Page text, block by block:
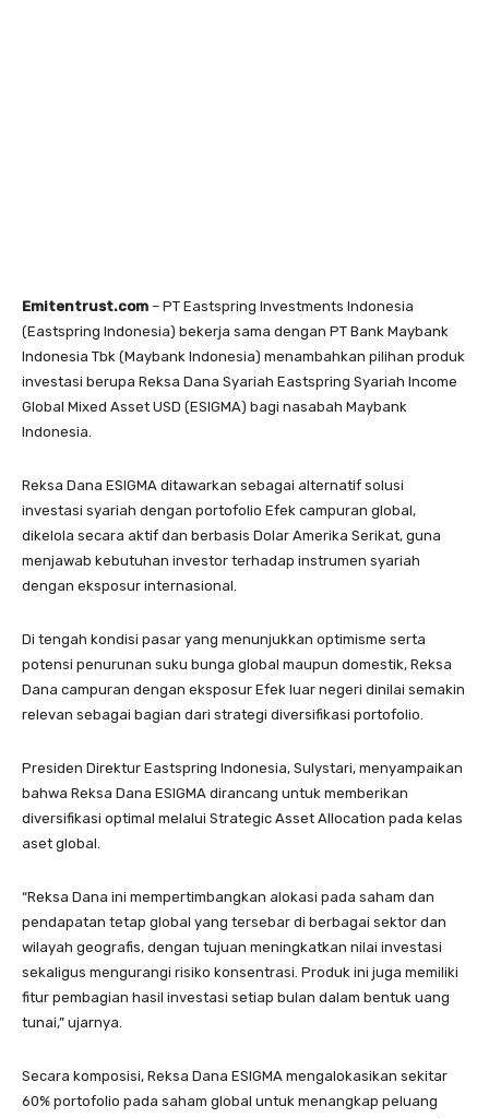
Emitentrust.com – PT Eastspring Investments Indonesia
(Eastspring Indonesia) bekerja sama dengan PT Bank Maybank
Indonesia Tbk (Maybank Indonesia) menambahkan pilihan produk
investasi berupa Reksa Dana Syariah Eastspring Syariah Income
Global Mixed Asset USD (ESIGMA) bagi nasabah Maybank
Indonesia.
Reksa Dana ESIGMA ditawarkan sebagai alternatif solusi
investasi syariah dengan portofolio Efek campuran global,
dikelola secara aktif dan berbasis Dolar Amerika Serikat, guna
menjawab kebutuhan investor terhadap instrumen syariah
dengan eksposur internasional.
Di tengah kondisi pasar yang menunjukkan optimisme serta
potensi penurunan suku bunga global maupun domestik, Reksa
Dana campuran dengan eksposur Efek luar negeri dinilai semakin
relevan sebagai bagian dari strategi diversifikasi portofolio.
Presiden Direktur Eastspring Indonesia, Sulystari, menyampaikan
bahwa Reksa Dana ESIGMA dirancang untuk memberikan
diversifikasi optimal melalui Strategic Asset Allocation pada kelas
aset global.
“Reksa Dana ini mempertimbangkan alokasi pada saham dan
pendapatan tetap global yang tersebar di berbagai sektor dan
wilayah geografis, dengan tujuan meningkatkan nilai investasi
sekaligus mengurangi risiko konsentrasi. Produk ini juga memiliki
fitur pembagian hasil investasi setiap bulan dalam bentuk uang
tunai,” ujarnya.
Secara komposisi, Reksa Dana ESIGMA mengalokasikan sekitar
60% portofolio pada saham global untuk menangkap peluang